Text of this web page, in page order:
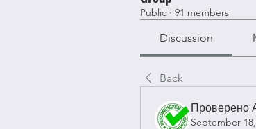
Public · 91 members
Discussion
Back
Проверено
September